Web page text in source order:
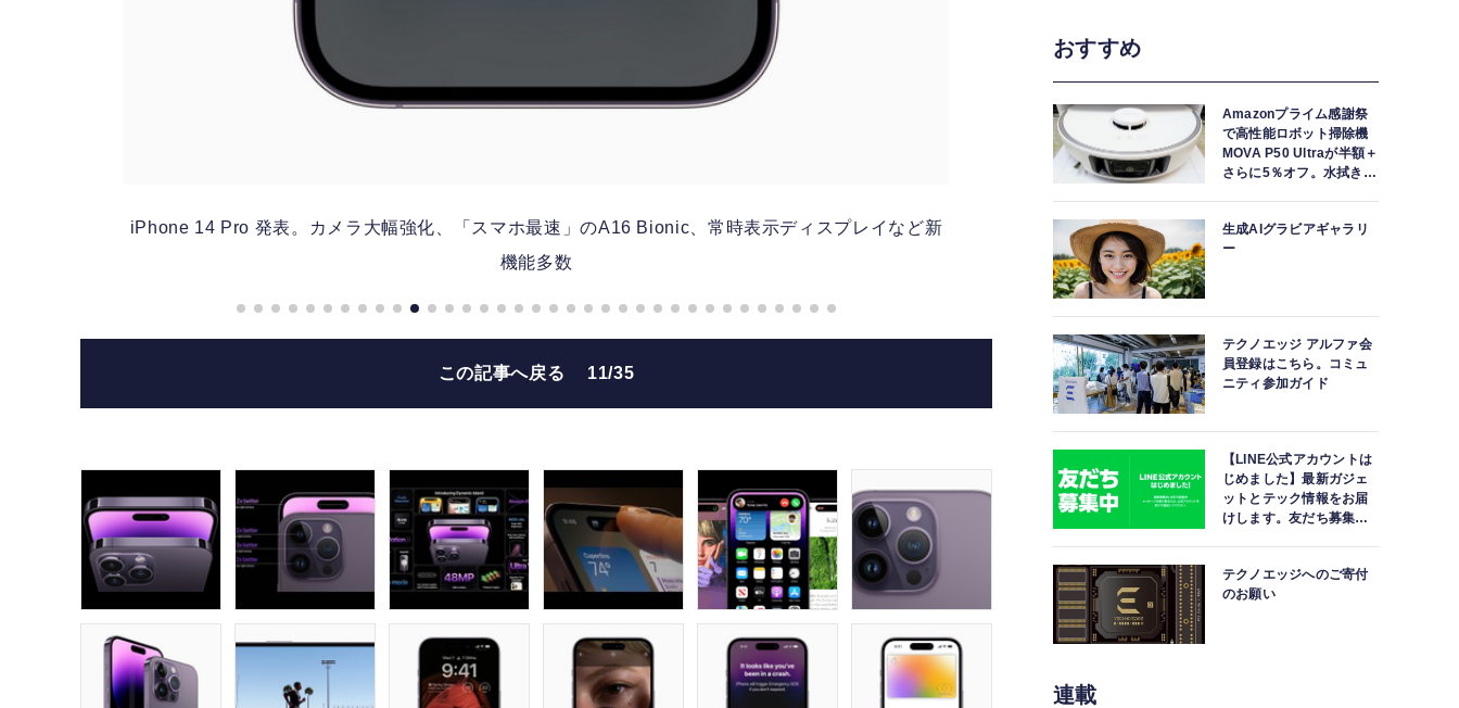
iPhone 14 Pro 発表。カメラ大幅強化、「スマホ最速」のA16 Bionic、常時表示ディスプレイなど新
機能多数
この記事へ戻る 11/35
おすすめ
Amazonプライム感謝祭
で高性能ロボット掃除機
MOVA P50 Ultraが半額＋
さらに5％オフ。水拭きモ
生成AIグラビアギャラリ
ー
テクノエッジ アルファ会
員登録はこちら。コミュ
ニティ参加ガイド
【LINE公式アカウントは
じめました】最新ガジェ
ットとテック情報をお届
けします。友だち募集
テクノエッジへのご寄付
のお願い
連載